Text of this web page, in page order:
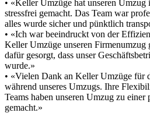
• «Keller Umzüge hat unseren Umzug
stressfrei gemacht. Das Team war
alles wurde sicher und pünktlich
• «Ich war beeindruckt von der
Keller Umzüge unseren Firmenumzug
dafür gesorgt, dass unser
wurde.»
• «Vielen Dank an Keller Umzüge für
während unseres Umzugs. Ihre
Teams haben unseren Umzug zu
gemacht.»